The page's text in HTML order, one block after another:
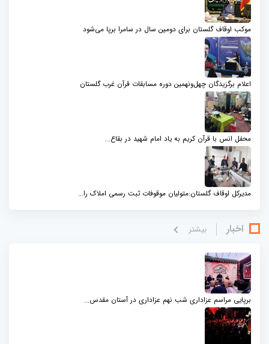
موکب اوقاف گلستان برای دومین سال در سامرا برپا می‌شود
اعلام برگزیدگان چهل‌ونهمین دوره مسابقات قرآن غرب گلستان
محفل انس با قرآن کریم به یاد امام شهید در بقاع...
مدیرکل اوقاف گلستان:متولیان موقوفات ثبت رسمی املاک را...
اخبار بيشتر
برپایی مراسم عزاداری شب نهم عزاداری در آستان مقدس...